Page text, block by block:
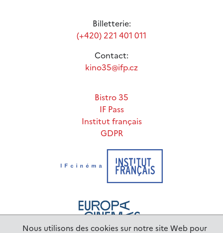
Nous utilisons des cookies sur notre site Web pour
Billetterie:
(+420) 221 401 011
Contact:
kino35@ifp.cz
Bistro 35
IF Pass
Institut français
GDPR